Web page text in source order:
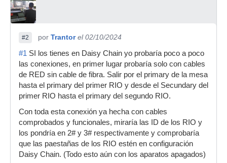
#2 por Trantor el 02/10/2024
#1 SI los tienes en Daisy Chain yo probaría poco a poco
las conexiones, en primer lugar probaría solo con cables
de RED sin cable de fibra. Salir por el primary de la mesa
hasta el primary del primer RIO y desde el Secundary del
primer RIO hasta el primary del segundo RIO.
Con toda esta conexión ya hecha con cables
comprobados y funcionales, miraría las ID de los RIO y
los pondría en 2# y 3# respectivamente y comprobaría
que las paestañas de los RIO estén en configuración
Daisy Chain. (Todo esto aún con los aparatos apagados)